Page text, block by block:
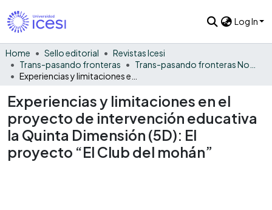
Log In
Home Sello editorial
Revistas Icesi
Trans-pasando fronteras
Experiencias y limitaciones en el
proyecto de intervención educativa
la Quinta Dimensión (5D): El
proyecto “El Club del mohán”